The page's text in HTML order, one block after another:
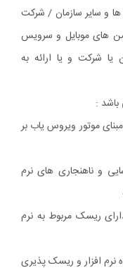
ها و سایر سازمان / شرکت
های موبایل و سرویس
یا شرکت و یا ارائه به
:
موتور ویروس یاب بر
و ناهنجاری های نرم
ریسک مربوط به نرم
نرم افزار و ریسک پذیری